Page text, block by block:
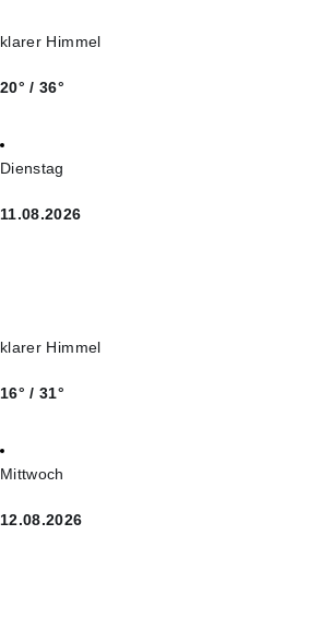
klarer Himmel
20° / 36°
Dienstag
11.08.2026
klarer Himmel
16° / 31°
Mittwoch
12.08.2026